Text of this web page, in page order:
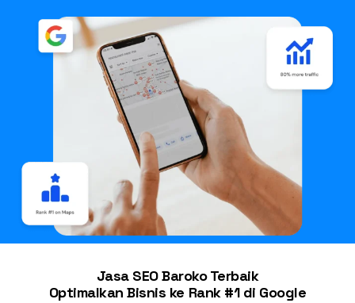
Jasa SEO Baroko Terbaik
Optimalkan Bisnis ke Rank #1 di Google